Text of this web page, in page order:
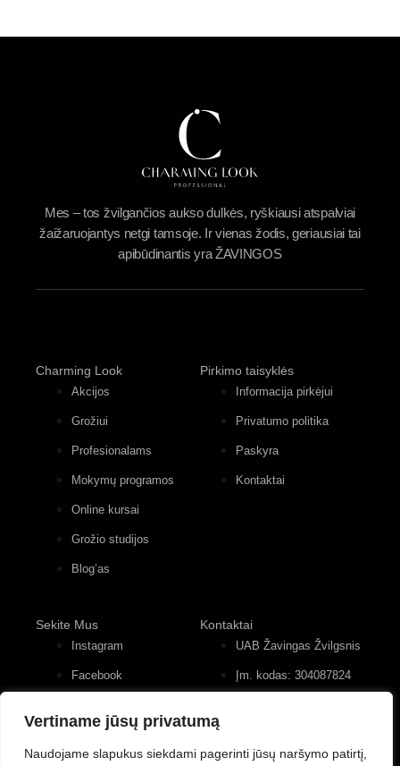
Vertiname jūsų privatumą
Naudojame slapukus siekdami pagerinti jūsų naršymo patirtį,
Mes – tos žvilgančios aukso dulkės, ryškiausi atspalviai
žaižaruojantys netgi tamsoje. Ir vienas žodis, geriausiai tai
apibūdinantis yra ŽAVINGOS
Charming Look
Akcijos
Grožiui
Profesionalams
Mokymų programos
Online kursai
Grožio studijos
Blog’as
Pirkimo taisyklės
Informacija pirkėjui
Privatumo politika
Paskyra
Kontaktai
Sekite Mus
Instagram
Facebook
Kontaktai
UAB Žavingas Žvilgsnis
Įm. kodas: 304087824